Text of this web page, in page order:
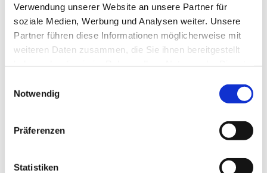
Verwendung unserer Website an unsere Partner für
soziale Medien, Werbung und Analysen weiter. Unsere
Partner führen diese Informationen möglicherweise mit
weiteren Daten zusammen, die Sie ihnen bereitgestellt
Notwendig
Präferenzen
Statistiken
Hartnäckigkeit vorangetrieben werde.